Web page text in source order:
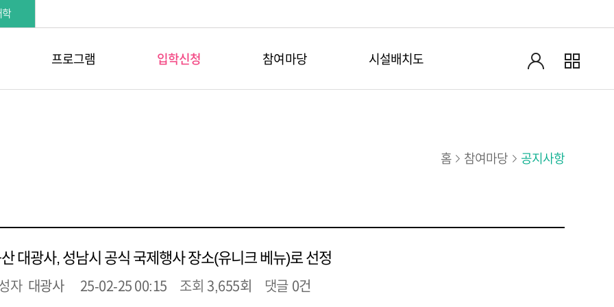
학
프로그램 입학신청 참여마당 시설배치도
홈 참여마당 공지사항
대광사, 성남시 공식 국제행사 장소(유니크 베뉴)로 선정
자 대광사 25-02-25 00:15 조회 3,655회 댓글 0건